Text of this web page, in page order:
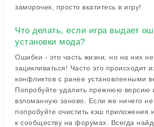
заморочек, просто вкатитесь в игру!
Что делать, если игра выдает
установки мода?
Ошибки - это часть жизни, но на них не
зацикливаться! Часто это происходит
конфликтов с ранее установленными
Попробуйте удалить прежнюю версию
взломанную заново. Если же ничего не
попробуйте очистить кэш приложения
к сообществу на форумах. Всегда